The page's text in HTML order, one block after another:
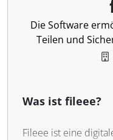
Die Software
Teilen und
Was ist fileee?
Fileee ist eine